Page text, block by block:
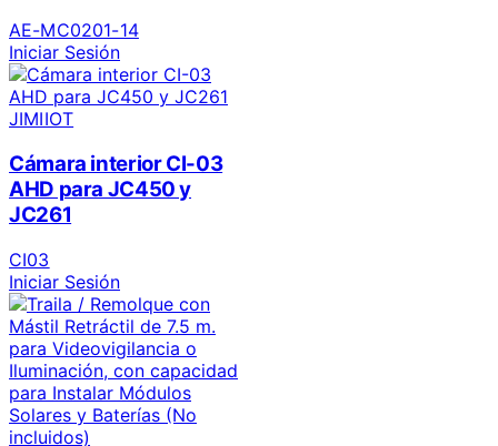
AE-MC0201-14
Iniciar Sesión
JIMIIOT
Cámara interior CI-03
AHD para JC450 y
JC261
CI03
Iniciar Sesión